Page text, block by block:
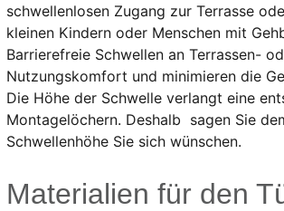
schwellenlosen Zugang zur Terrasse
kleinen Kindern oder Menschen mit
Barrierefreie Schwellen an Terrassen-
Nutzungskomfort und minimieren die
Die Höhe der Schwelle verlangt eine
Montagelöchern. Deshalb sagen Sie
Schwellenhöhe Sie sich wünschen.
Materialien für den